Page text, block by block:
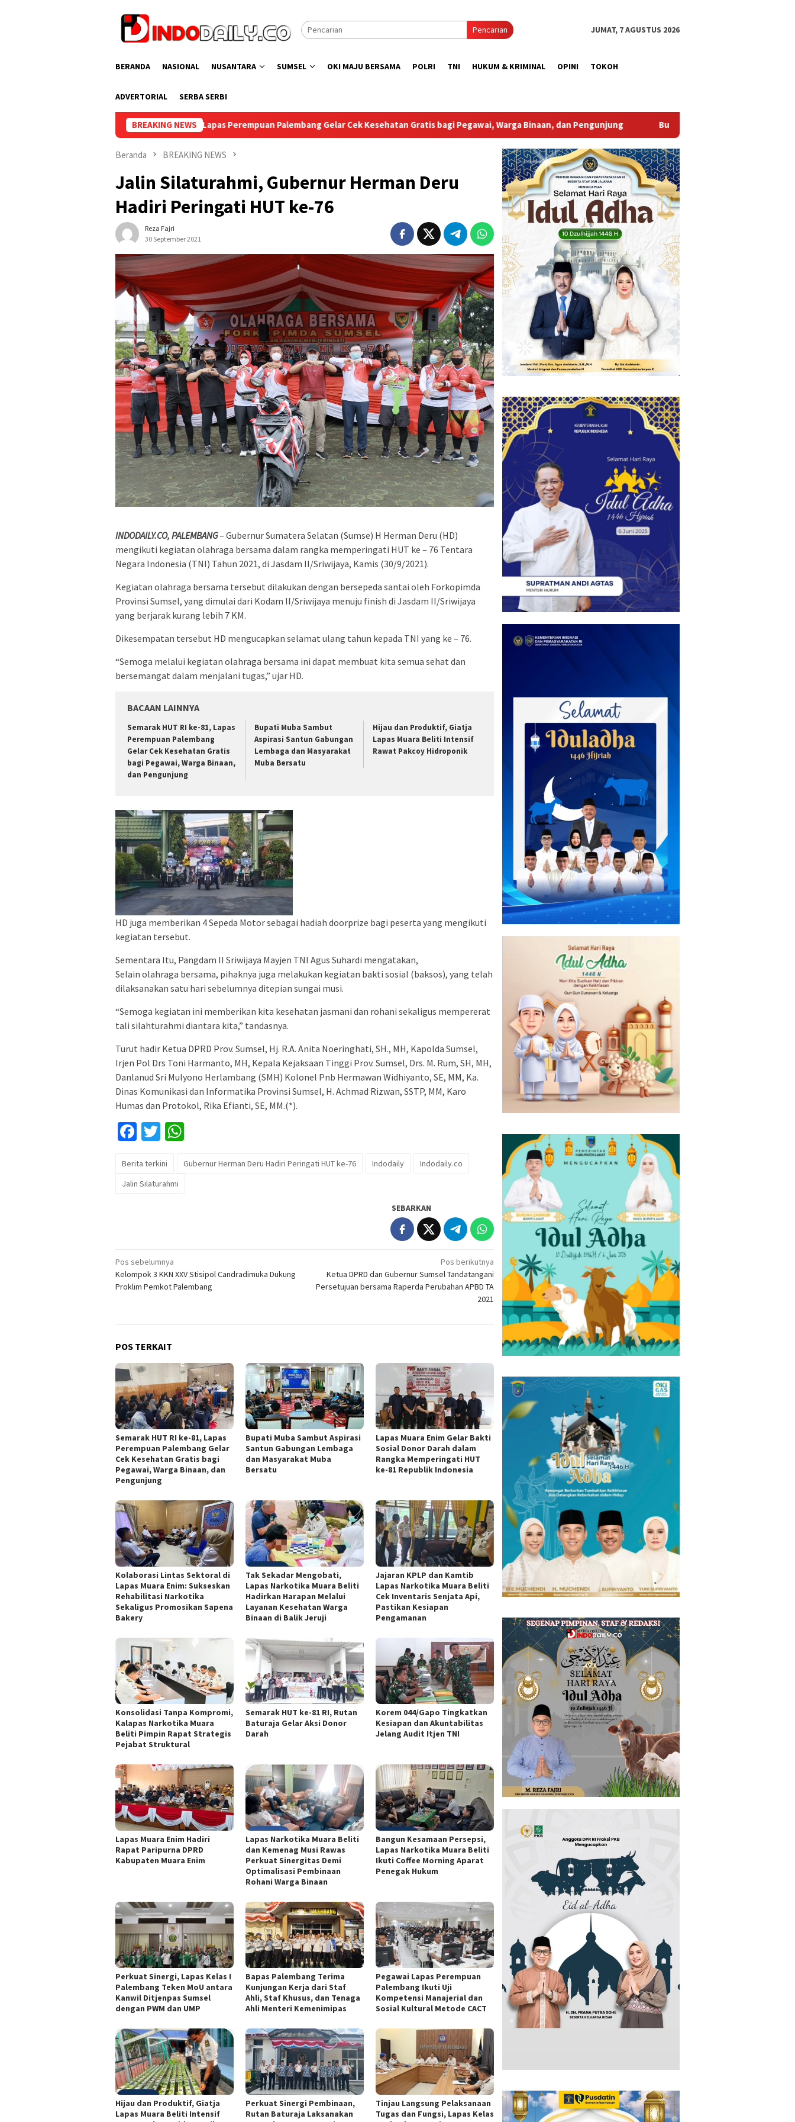
Pencarian JUMAT, 7 AGUSTUS 2026
BERANDA NASIONAL NUSANTARA SUMSEL OKI MAJU BERSAMA POLRI TNI HUKUM & KRIMINAL OPINI TOKOH
ADVERTORIAL SERBA SERBI
BREAKING NEWS
HUT RI ke-81, Lapas Perempuan Palembang Gelar Cek Kesehatan Gratis bagi Pegawai, Warga Binaan, dan Pengunjung Bupati Muba Sambut Aspirasi Santun Gabungan Lembaga dan
Beranda BREAKING NEWS
Jalin Silaturahmi, Gubernur Herman Deru
Hadiri Peringati HUT ke-76
Reza Fajri
30 September 2021
INDODAILY.CO, PALEMBANG– Gubernur Sumatera Selatan (Sumse) H Herman Deru (HD)
mengikuti kegiatan olahraga bersama dalam rangka memperingati HUT ke – 76 Tentara
Negara Indonesia (TNI) Tahun 2021, di Jasdam II/Sriwijaya, Kamis (30/9/2021).
Kegiatan olahraga bersama tersebut dilakukan dengan bersepeda santai oleh Forkopimda
Provinsi Sumsel, yang dimulai dari Kodam II/Sriwijaya menuju finish di Jasdam II/Sriwijaya
yang berjarak kurang lebih 7 KM.
Dikesempatan tersebut HD mengucapkan selamat ulang tahun kepada TNI yang ke – 76.
“Semoga melalui kegiatan olahraga bersama ini dapat membuat kita semua sehat dan
bersemangat dalam menjalani tugas,” ujar HD.
BACAAN LAINNYA
Semarak HUT RI ke-81, Lapas
Perempuan Palembang
Gelar Cek Kesehatan Gratis
bagi Pegawai, Warga Binaan,
dan Pengunjung
Bupati Muba Sambut
Aspirasi Santun Gabungan
Lembaga dan Masyarakat
Muba Bersatu
Hijau dan Produktif, Giatja
Lapas Muara Beliti Intensif
Rawat Pakcoy Hidroponik
HD juga memberikan 4 Sepeda Motor sebagai hadiah doorprize bagi peserta yang mengikuti
kegiatan tersebut.
Sementara Itu, Pangdam II Sriwijaya Mayjen TNI Agus Suhardi mengatakan,
Selain olahraga bersama, pihaknya juga melakukan kegiatan bakti sosial (baksos), yang telah
dilaksanakan satu hari sebelumnya ditepian sungai musi.
“Semoga kegiatan ini memberikan kita kesehatan jasmani dan rohani sekaligus mempererat
tali silahturahmi diantara kita,” tandasnya.
Turut hadir Ketua DPRD Prov. Sumsel, Hj. R.A. Anita Noeringhati, SH., MH, Kapolda Sumsel,
Irjen Pol Drs Toni Harmanto, MH, Kepala Kejaksaan Tinggi Prov. Sumsel, Drs. M. Rum, SH, MH,
Danlanud Sri Mulyono Herlambang (SMH) Kolonel Pnb Hermawan Widhiyanto, SE, MM, Ka.
Dinas Komunikasi dan Informatika Provinsi Sumsel, H. Achmad Rizwan, SSTP, MM, Karo
Humas dan Protokol, Rika Efianti, SE, MM.(*).
Facebook
Twitter
Berita terkini Gubernur Herman Deru Hadiri Peringati HUT ke-76 Indodaily
Indodaily.co
Jalin Silaturahmi
SEBARKAN
Navigasi
pos
Pos sebelumnya
Kelompok 3 KKN XXV Stisipol Candradimuka Dukung
Proklim Pemkot Palembang
Pos berikutnya
Ketua DPRD dan Gubernur Sumsel Tandatangani
Persetujuan bersama Raperda Perubahan APBD TA
2021
POS TERKAIT
Semarak HUT RI ke-81, Lapas
Perempuan Palembang Gelar
Cek Kesehatan Gratis bagi
Pegawai, Warga Binaan, dan
Pengunjung
Bupati Muba Sambut Aspirasi
Santun Gabungan Lembaga
dan Masyarakat Muba
Bersatu
Lapas Muara Enim Gelar Bakti
Sosial Donor Darah dalam
Rangka Memperingati HUT
ke-81 Republik Indonesia
Kolaborasi Lintas Sektoral di
Lapas Muara Enim: Sukseskan
Rehabilitasi Narkotika
Sekaligus Promosikan Sapena
Bakery
Tak Sekadar Mengobati,
Lapas Narkotika Muara Beliti
Hadirkan Harapan Melalui
Layanan Kesehatan Warga
Binaan di Balik Jeruji
Jajaran KPLP dan Kamtib
Lapas Narkotika Muara Beliti
Cek Inventaris Senjata Api,
Pastikan Kesiapan
Pengamanan
Konsolidasi Tanpa Kompromi,
Kalapas Narkotika Muara
Beliti Pimpin Rapat Strategis
Pejabat Struktural
Semarak HUT ke-81 RI, Rutan
Baturaja Gelar Aksi Donor
Darah
Korem 044/Gapo Tingkatkan
Kesiapan dan Akuntabilitas
Jelang Audit Itjen TNI
Lapas Muara Enim Hadiri
Rapat Paripurna DPRD
Kabupaten Muara Enim
Lapas Narkotika Muara Beliti
dan Kemenag Musi Rawas
Perkuat Sinergitas Demi
Optimalisasi Pembinaan
Rohani Warga Binaan
Bangun Kesamaan Persepsi,
Lapas Narkotika Muara Beliti
Ikuti Coffee Morning Aparat
Penegak Hukum
Perkuat Sinergi, Lapas Kelas I
Palembang Teken MoU antara
Kanwil Ditjenpas Sumsel
dengan PWM dan UMP
Bapas Palembang Terima
Kunjungan Kerja dari Staf
Ahli, Staf Khusus, dan Tenaga
Ahli Menteri Kemenimipas
Pegawai Lapas Perempuan
Palembang Ikuti Uji
Kompetensi Manajerial dan
Sosial Kultural Metode CACT
Hijau dan Produktif, Giatja
Lapas Muara Beliti Intensif
Perkuat Sinergi Pembinaan,
Rutan Baturaja Laksanakan
Tinjau Langsung Pelaksanaan
Tugas dan Fungsi, Lapas Kelas